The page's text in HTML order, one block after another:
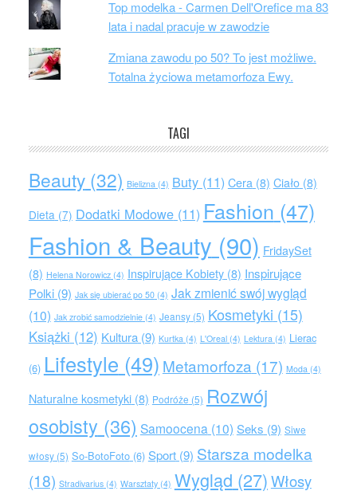
Top modelka - Carmen Dell'Orefice ma 83
lata i nadal pracuje w zawodzie
Zmiana zawodu po 50? To jest możliwe.
Totalna życiowa metamorfoza Ewy.
TAGI
Beauty(32) Bielizna(4) Buty(11) Cera(8) Ciało(8)
Dieta(7) Dodatki Modowe(11) Fashion (47)
Fashion & Beauty (90) FridaySet
(8) Helena Norowicz(4) Inspirujące Kobiety(8) Inspirujące
Polki(9) Jak się ubierać po 50(4) Jak zmienić swój wygląd
(10) Jak zrobić samodzielnie(4) Jeansy(5) Kosmetyki (15)
Książki (12) Kultura(9) Kurtka(4) L'Oreal(4) Lektura(4) Lierac
(6) Lifestyle (49) Metamorfoza (17) Moda(4)
Naturalne kosmetyki(8) Podróże (5) Rozwój
osobisty (36) Samoocena (10) Seks (9) Siwe
włosy(5) So-BotoFoto(6) Sport(9) Starsza modelka
(18) Stradivarius(4) Warsztaty(4) Wygląd (27)Włosy